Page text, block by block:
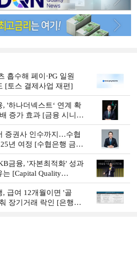
흡수해 페이·PG 일원
[토스 결제사업 재편]
'하나더넥스트‘ 연계 확
증가 효과 [금융 시니어
증권사 인수까지…수협
년 여정 [수협은행 금융
금융, '자본최적화' 성과
는 [Capital Quality
, 급여 12개월이면 '골
장기거래 락인 [은행권